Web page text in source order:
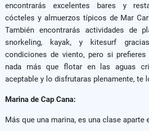
encontrarás excelentes bares y
cócteles y almuerzos típicos de Mar
También encontrarás actividades de
snorkeling, kayak, y kitesurf
condiciones de viento, pero si
nada más que flotar en las aguas
aceptable y lo disfrutaras plenamente, te
Marina de Cap Cana:
Más que una marina, es una clase aparte